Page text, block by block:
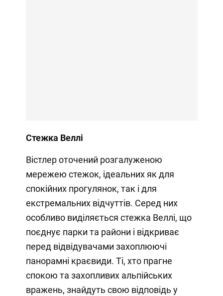
Стежка Веллі
Вістлер оточений розгалуженою
мережею стежок, ідеальних як для
спокійних прогулянок, так і для
екстремальних відчуттів. Серед них
особливо виділяється стежка Веллі, що
поєднує парки та райони і відкриває
перед відвідувачами захоплюючі
панорамні краєвиди. Ті, хто прагне
спокою та захопливих альпійських
вражень, знайдуть свою відповідь у